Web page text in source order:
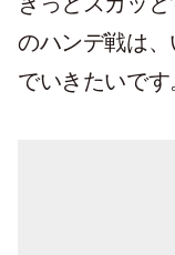
のハンデ戦は
でいきたいです